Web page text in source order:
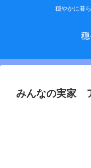
穏やかに暮
みんなの実家